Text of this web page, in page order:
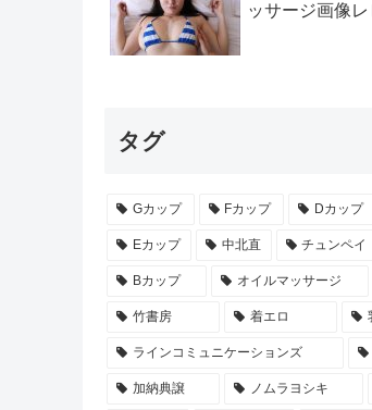
ッサージ画像
タグ
Gカップ Fカップ Dカップ
Eカップ 中北直 チュンペイ
Bカップ オイルマッサージ
竹書房 着エロ
ラインコミュニケーションズ
加納典譲 ノムラヨシキ